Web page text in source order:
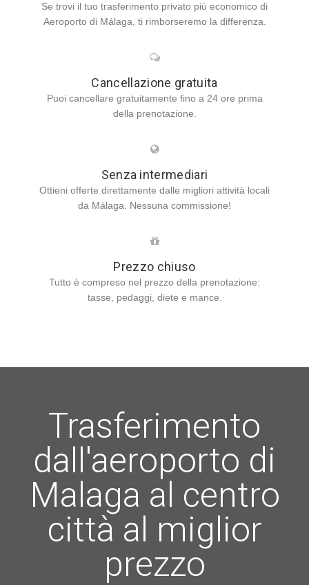
Se trovi il tuo trasferimento privato più economico di
Aeroporto di Málaga, ti rimborseremo la differenza.
Cancellazione gratuita
Puoi cancellare gratuitamente fino a 24 ore prima
della prenotazione.
Senza intermediari
Ottieni offerte direttamente dalle migliori attività locali
da Málaga. Nessuna commissione!
Prezzo chiuso
Tutto è compreso nel prezzo della prenotazione:
tasse, pedaggi, diete e mance.
Trasferimento
dall'aeroporto di
Malaga al centro
città al miglior
prezzo